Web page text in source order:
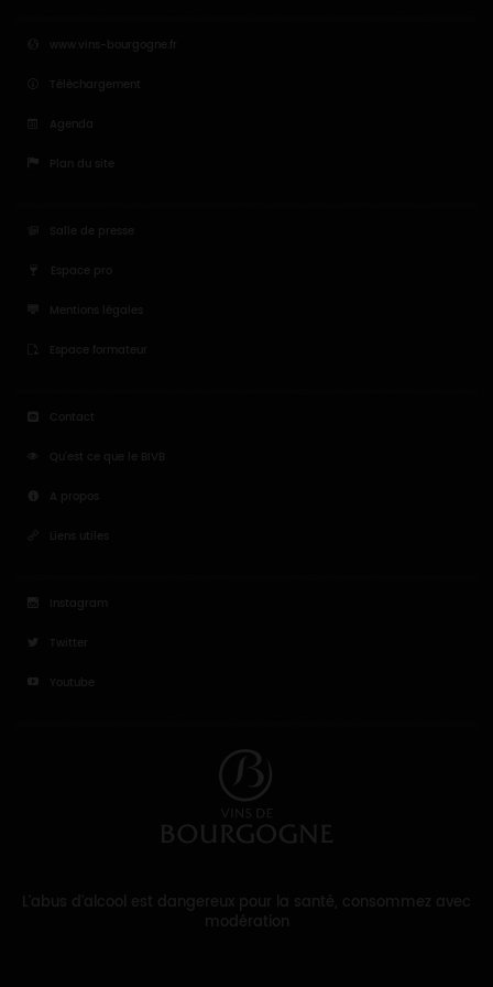
www.vins-bourgogne.fr
Téléchargement
Agenda
Plan du site
Salle de presse
Espace pro
Mentions légales
Espace formateur
Contact
Qu'est ce que le BIVB
A propos
Liens utiles
Instagram
Twitter
L'abus d'alcool est dangereux pour la santé, consommez avec
modération